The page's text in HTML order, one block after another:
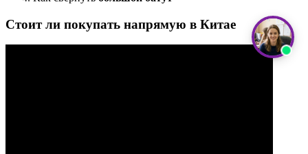
Стоит ли покупать напрямую в Китае